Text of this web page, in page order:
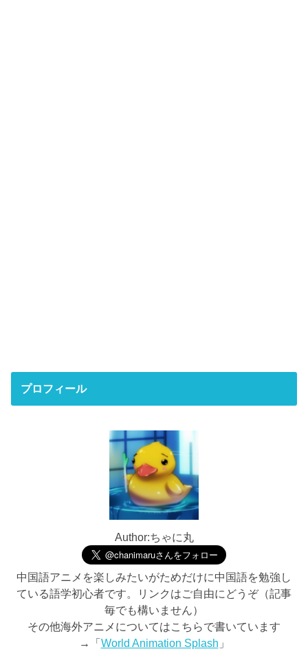
プロフィール
Author:ちゃに丸
中国語アニメを楽しみたいがためだけに中国語を勉強し
ている語学初心者です。リンクはご自由にどうぞ（記事
毎でも構いません）
その他海外アニメについてはこちらで書いています
→「World Animation Splash 」